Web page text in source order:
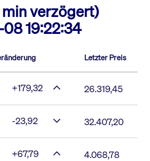
min verzögert)
19:22:34
Letzter Preis
+179,32 26.319,45
-23,92 32.407,20
+67,79 4.068,78